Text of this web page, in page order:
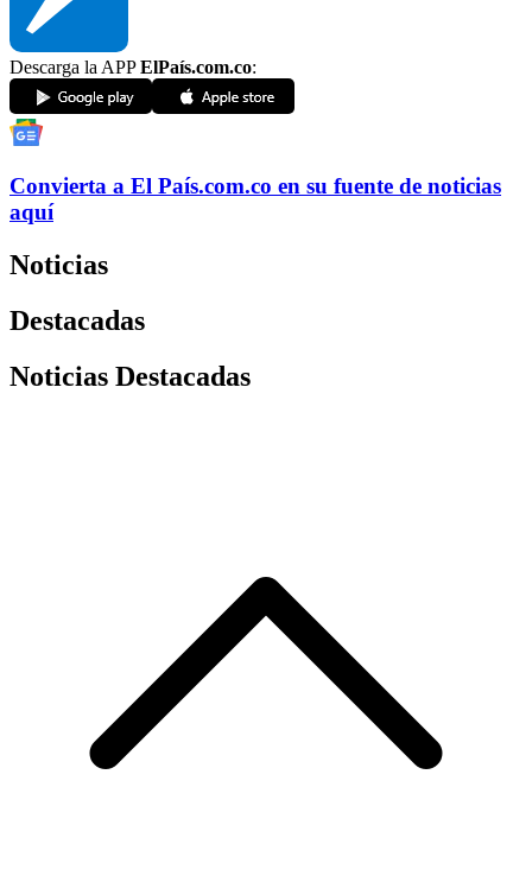
Descarga la APPElPaís.com.co:
Convierta a El País.com.co en su fuente de noticias
aquí
Noticias
Destacadas
Noticias Destacadas